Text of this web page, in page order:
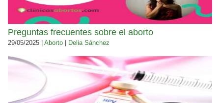
Preguntas frecuentes sobre el aborto
29/05/2025 | Aborto Delia Sánchez